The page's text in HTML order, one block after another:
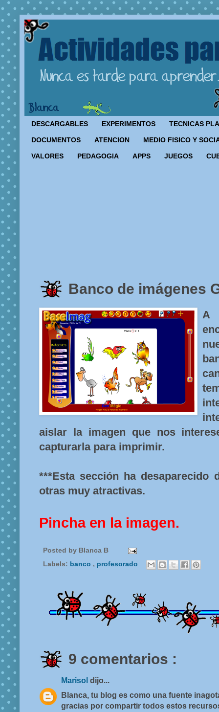
DESCARGABLES EXPERIMENTOS TECNICAS
DOCUMENTOS ATENCION MEDIO FISICO Y
VALORES PEDAGOGIA APPS JUEGOS
Banco de imágenes
A
aislar la imagen que nos
capturarla para imprimir.
***Esta sección ha desaparecido
otras muy atractivas.
Pincha en la imagen.
Posted by Blanca B
Labels: banco , profesorado
9 comentarios :
Marisol dijo...
Blanca, tu blog es como una fuente
gracias por compartir todos estos